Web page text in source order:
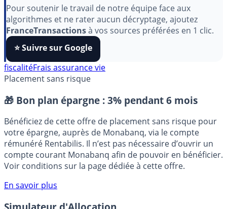
Pour soutenir le travail de notre équipe face aux
algorithmes et ne rater aucun décryptage, ajoutez
FranceTransactionsà vos sources préférées en 1 clic.
⭐️ Suivre sur Google
fiscalitéFrais assurance vie
Placement sans risque
🎁 Bon plan épargne : 3% pendant 6 mois
Bénéficiez de cette offre de placement sans risque pour
votre épargne, auprès de Monabanq, via le compte
rémunéré Rentabilis. Il n’est pas nécessaire d’ouvrir un
compte courant Monabanq afin de pouvoir en bénéficier.
Voir conditions sur la page dédiée à cette offre.
En savoir plus